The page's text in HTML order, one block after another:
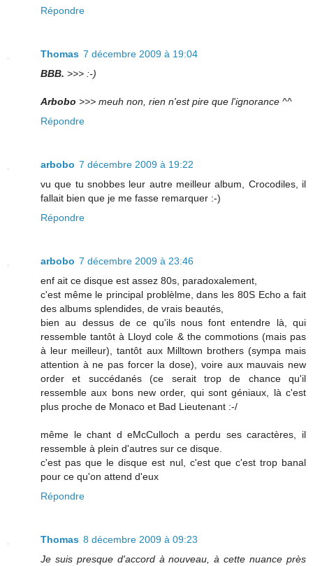
Répondre
Thomas 7 décembre 2009 à 19:04
BBB. >>> :-)
Arbobo >>> meuh non, rien n'est pire que l'ignorance ^^
Répondre
arbobo 7 décembre 2009 à 19:22
vu que tu snobbes leur autre meilleur album, Crocodiles, il
fallait bien que je me fasse remarquer :-)
Répondre
arbobo 7 décembre 2009 à 23:46
enf ait ce disque est assez 80s, paradoxalement,
c'est même le principal problèlme, dans les 80S Echo a fait
des albums splendides, de vrais beautés,
bien au dessus de ce qu'ils nous font entendre là, qui
ressemble tantôt à Lloyd cole & the commotions (mais pas
à leur meilleur), tantôt aux Milltown brothers (sympa mais
attention à ne pas forcer la dose), voire aux mauvais new
order et succédanés (ce serait trop de chance qu'il
ressemble aux bons new order, qui sont géniaux, là c'est
plus proche de Monaco et Bad Lieutenant :-/
même le chant d eMcCulloch a perdu ses caractères, il
ressemble à plein d'autres sur ce disque.
c'est pas que le disque est nul, c'est que c'est trop banal
pour ce qu'on attend d'eux
Répondre
Thomas 8 décembre 2009 à 09:23
Je suis presque d'accord à nouveau, à cette nuance près